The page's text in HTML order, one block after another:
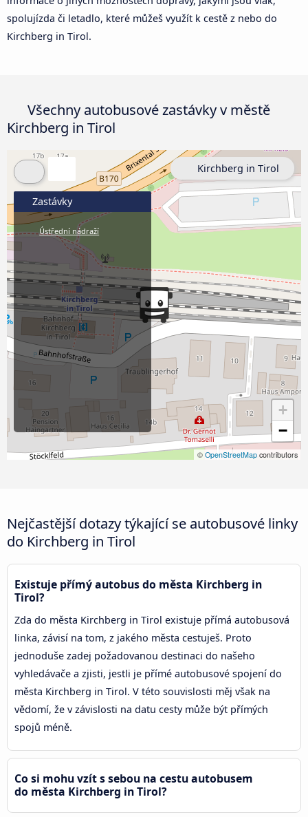
spolujízda či letadlo, které můžeš využít k cestě z nebo do
Kirchberg in Tirol.
Všechny autobusové zastávky v městě
Kirchberg in Tirol
+
−
© OpenStreetMap contributors
Zastávky
Ústřední nádraží
Kirchberg in Tirol
Nejčastější dotazy týkající se autobusové linky
do Kirchberg in Tirol
Existuje přímý autobus do města Kirchberg in
Tirol?
Zda do města Kirchberg in Tirol existuje přímá autobusová
linka, závisí na tom, z jakého města cestuješ. Proto
jednoduše zadej požadovanou destinaci do našeho
vyhledávače a zjisti, jestli je přímé autobusové spojení do
města Kirchberg in Tirol. V této souvislosti měj však na
vědomí, že v závislosti na datu cesty může být přímých
spojů méně.
Co si mohu vzít s sebou na cestu autobusem
do města Kirchberg in Tirol?